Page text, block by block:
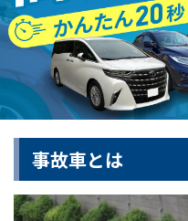
事故車とは